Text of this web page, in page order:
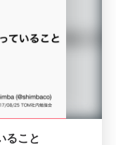
ること